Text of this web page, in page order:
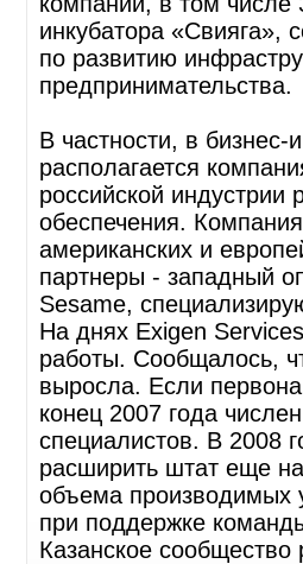
инкубатора «Свияга»,
по развитию
предпринимательства.
В частности, в бизнес-
располагается
российской индустрии
обеспечения.
американских и
партнеры - западный
Sesame,
На днях Exigen
работы. Сообщалось,
выросла. Если
конец 2007 года
специалистов. В 2008
расширить штат еще на
объема производимых
при поддержке
Казанское